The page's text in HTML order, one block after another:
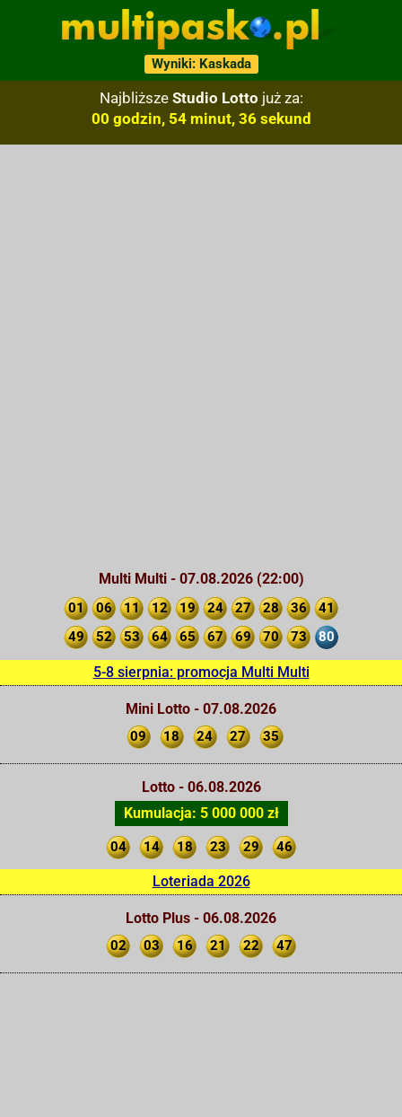
Wyniki: Kaskada
Najbliższe Studio Lotto już za:
00 godzin, 54 minut, 35 sekund
Multi Multi - 07.08.2026 (22:00)
01 06 11 12 19 24 27 28 36
41
49
52 53 64 65 67 69 70 73 80
5-8 sierpnia: promocja Multi Multi
Mini Lotto - 07.08.2026
09 18 24 27 35
Lotto - 06.08.2026
Kumulacja: 5 000 000 zł
04 14 18 23 29 46
Loteriada 2026
Lotto Plus - 06.08.2026
02 03 16 21 22 47